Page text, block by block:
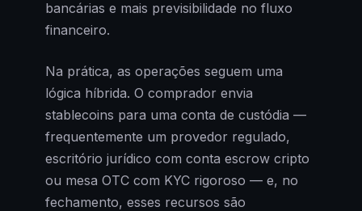
bancárias e mais previsibilidade no fluxo
financeiro.
Na prática, as operações seguem uma
lógica híbrida. O comprador envia
stablecoins para uma conta de custódia —
frequentemente um provedor regulado,
escritório jurídico com conta escrow cripto
ou mesa OTC com KYC rigoroso — e, no
fechamento, esses recursos são